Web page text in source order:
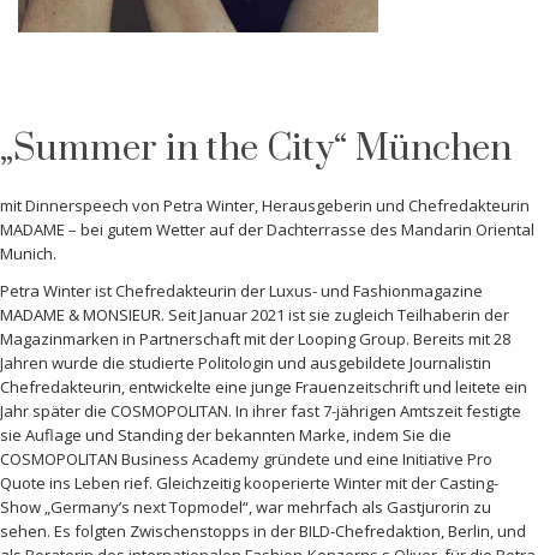
„Summer inthe City“ München
mitDinnerspeech von Petra Winter, Herausgeberin und Chefredakteurin
MADAME – bei gutem Wetter auf der Dachterrasse des Mandarin Oriental
Munich.
Petra Winterist Chefredakteurin der Luxus- und Fashionmagazine
MADAME & MONSIEUR. Seit Januar 2021 ist sie zugleich Teilhaberin der
Magazinmarken in Partnerschaft mit der Looping Group. Bereits mit 28
Jahren wurde die studierte Politologin und ausgebildete Journalistin
Chefredakteurin, entwickelte eine junge Frauenzeitschrift und leitete ein
Jahr später die COSMOPOLITAN. In ihrer fast 7-jährigen Amtszeit festigte
sie Auflage und Standing der bekannten Marke, indem Sie die
COSMOPOLITAN Business Academy gründete und eine Initiative Pro
Quote ins Leben rief. Gleichzeitig kooperierte Winter mit der Casting-
Show „Germany’s nextTopmodel“, war mehrfach als Gastjurorin zu
sehen. Es folgten Zwischenstopps in der BILD-Chefredaktion, Berlin, und